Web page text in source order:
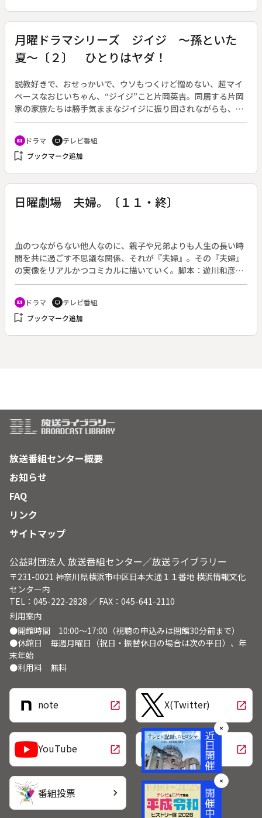
探っていく。
月曜ドラマシリーズ ジイジ ～孫といた
夏～〔２〕 ひとりはヤダ！
説教好きで、おせっかいで、ウソもつくけど憎めない、超マイ
ペースなおじいちゃん、“ジイジ”こと片岡英吉。同居する片岡
家の家族たちは勝手気ままなジイジに振り回されながらも、英
吉の体当たりの行動や実直なやさしさに教わり、様々な困難を
乗り越えていく。作：野依美幸。（第１シリーズ／２００４年
８月１６日～９月６日放送、全４回）◆第２回「ひとりはヤ
ダ！」。ある日、長男の昴（落合扶樹）が、家に帰りたくない
（西田敏行）と翔（小杉彩人）だけが気づくが、夏子（古手川
祐子）やあたる（榮倉奈々）には内緒にする。しかし、翌日、
あたるに夕貴が見つかってしまい、さらに、あたるの携帯電話
recent_actors ドラマ tv テレビ番組
bookmark_add ブックマーク追加
日曜劇場 夫婦。〔１１・終〕
血のつながらない他人なのに、親子や兄弟よりも人生の長い時
間を共に過ごす不思議な関係、それが『夫婦』。その『夫婦』
の実像をリアルかつコミカルに描いていく。脚本：遊川和彦。
（２００４年１０月１０日～１２月１９日放送、全１１回）◆
最終回。華（黒木瞳）を愛していると改めて認識した太一（田
村正和）は、華のためについに離婚届に判を押す。一方、家で
は、明日に迫った菜穂（加藤あい）の結婚式の準備が大詰めを
recent_actors ドラマ tv テレビ番組
bookmark_add ブックマーク追加
放送番組センター概要
お知らせ
FAQ
リンク
サイトマップ
公益財団法人 放送番組センター／放送ライブラリー
〒231-0021 神奈川県横浜市中区日本大通１１番地 横浜情報文化
センター内
TEL：045-222-2828 ／ FAX：045-641-2110
利用案内
●開館時間 10:00～17:00（視聴の申込みは閉館30分前まで）
●休館日 毎週月曜日（祝日・振替休日の場合は次の平日）、年
末年始
●利用料 無料
note open_in_new X(Twitter) open_in_new
YouTube open_in_new LINE open_in_new
番組投票 chevron_right
✕
✕